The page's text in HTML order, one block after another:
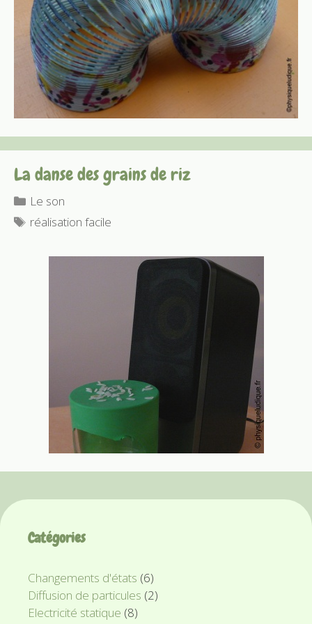
La danse des grains de riz
Catégories
Le son
Étiquettes
réalisation facile
Catégories
Changements d'états (6)
Diffusion de particules (2)
Electricité statique (8)